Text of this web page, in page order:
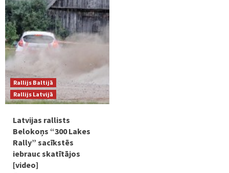
Rallijs Baltijā
Rallijs Latvijā
Latvijas rallists
Belokoņs “300 Lakes
Rally” sacīkstēs
iebrauc skatītājos
[video]